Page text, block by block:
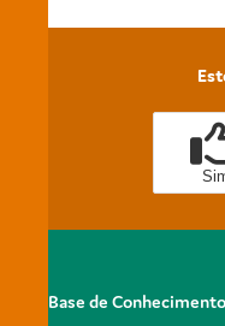
Base de Conhecimento